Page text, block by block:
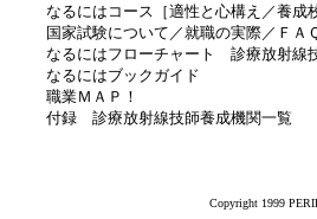
なるにはコース［適性と心構え／養成
国家試験について／就職の実際／ＦＡ
なるにはフローチャート 診療放射線
なるにはブックガイド
職業ＭＡＰ！
付録 診療放射線技師養成機関一覧
Copyright 1999